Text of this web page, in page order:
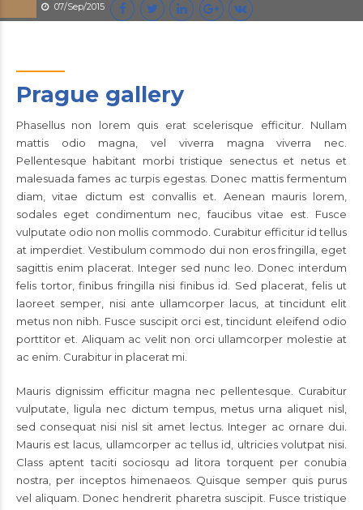
07/Sep/2015
Prague gallery
Phasellus non lorem quis erat scelerisque efficitur. Nullam
mattis odio magna, vel viverra magna viverra nec.
Pellentesque habitant morbi tristique senectus et netus et
malesuada fames ac turpis egestas. Donec mattis fermentum
diam, vitae dictum est convallis et. Aenean mauris lorem,
sodales eget condimentum nec, faucibus vitae est. Fusce
vulputate odio non mollis commodo. Curabitur efficitur id tellus
at imperdiet. Vestibulum commodo dui non eros fringilla, eget
sagittis enim placerat. Integer sed nunc leo. Donec interdum
felis tortor, finibus fringilla nisi finibus id. Sed placerat, felis ut
laoreet semper, nisi ante ullamcorper lacus, at tincidunt elit
metus non nibh. Fusce suscipit orci est, tincidunt eleifend odio
porttitor et. Aliquam ac velit non orci ullamcorper molestie at
ac enim. Curabitur in placerat mi.
Mauris dignissim efficitur magna nec pellentesque. Curabitur
vulputate, ligula nec dictum tempus, metus urna aliquet nisl,
sed consequat nisi nisl sit amet lectus. Integer ac ornare dui.
Mauris est lacus, ullamcorper ac tellus id, ultricies volutpat nisi.
Class aptent taciti sociosqu ad litora torquent per conubia
nostra, per inceptos himenaeos. Quisque semper quis purus
vel aliquam. Donec hendrerit pharetra suscipit. Fusce tristique